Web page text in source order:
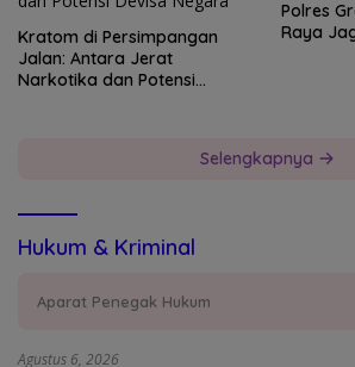
Kratom di Persimpangan
Jalan: Antara Jerat
Narkotika dan Potensi
Polres
Raya
Selengkapnya
Hukum & Kriminal
Aparat Penegak Hukum
Agustus 6, 2026